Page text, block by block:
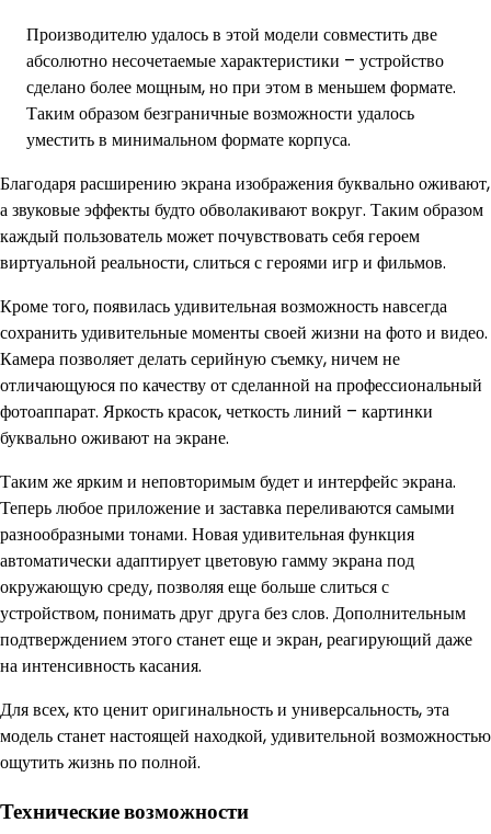
Производителю удалось в этой модели совместить две
абсолютно несочетаемые характеристики – устройство
сделано более мощным, но при этом в меньшем формате.
Таким образом безграничные возможности удалось
уместить в минимальном формате корпуса.
Благодаря расширению экрана изображения буквально оживают,
а звуковые эффекты будто обволакивают вокруг. Таким образом
каждый пользователь может почувствовать себя героем
виртуальной реальности, слиться с героями игр и фильмов.
Кроме того, появилась удивительная возможность навсегда
сохранить удивительные моменты своей жизни на фото и видео.
Камера позволяет делать серийную съемку, ничем не
отличающуюся по качеству от сделанной на профессиональный
фотоаппарат. Яркость красок, четкость линий – картинки
буквально оживают на экране.
Таким же ярким и неповторимым будет и интерфейс экрана.
Теперь любое приложение и заставка переливаются самыми
разнообразными тонами. Новая удивительная функция
автоматически адаптирует цветовую гамму экрана под
окружающую среду, позволяя еще больше слиться с
устройством, понимать друг друга без слов. Дополнительным
подтверждением этого станет еще и экран, реагирующий даже
на интенсивность касания.
Для всех, кто ценит оригинальность и универсальность, эта
модель станет настоящей находкой, удивительной возможностью
ощутить жизнь по полной.
Технические возможности